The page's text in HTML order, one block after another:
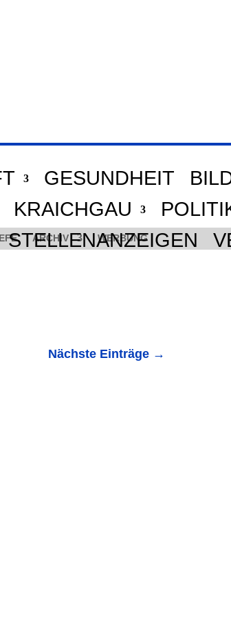
GESUNDHEIT
KRAICHGAU
STELLENANZEIGEN
ARCHIV WERBUNG
Nächste Einträge→